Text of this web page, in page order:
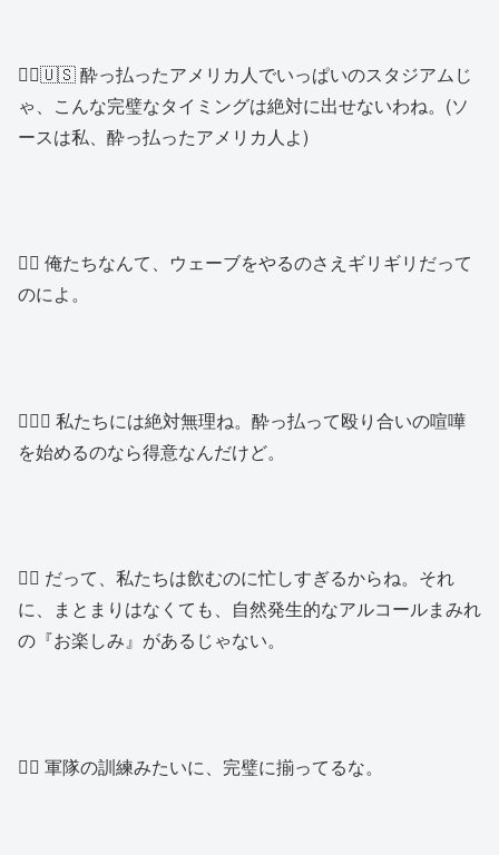
👱‍♀️🇺🇸 酔っ払ったアメリカ人でいっぱいのスタジアムじ
ゃ、こんな完璧なタイミングは絶対に出せないわね。(ソ
ースは私、酔っ払ったアメリカ人よ)
👱‍♂️ 俺たちなんて、ウェーブをやるのさえギリギリだって
のによ。
🙍🏽‍♀️ 私たちには絶対無理ね。酔っ払って殴り合いの喧嘩
を始めるのなら得意なんだけど。
👱‍♀️ だって、私たちは飲むのに忙しすぎるからね。それ
に、まとまりはなくても、自然発生的なアルコールまみれ
の『お楽しみ』があるじゃない。
👱‍♂️ 軍隊の訓練みたいに、完璧に揃ってるな。